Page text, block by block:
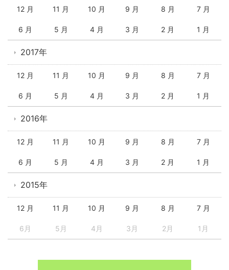
12 月 11 月 10 月 9 月 8 月 7 月
6 月 5 月 4 月 3 月 2 月 1 月
2017年
12 月 11 月 10 月 9 月 8 月 7 月
6 月 5 月 4 月 3 月 2 月 1 月
2016年
12 月 11 月 10 月 9 月 8 月 7 月
6 月 5 月 4 月 3 月 2 月 1 月
2015年
12 月 11 月 10 月 9 月 8 月 7 月
6月 5月 4月 3月 2月 1月